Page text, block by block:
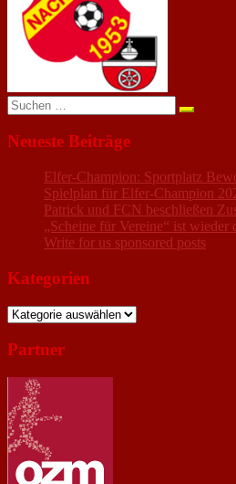
Suchen
nach:
Neueste Beiträge
Elfer-Champion: Sportplatz
Spielplan für Elfer-Champion
Patrick und FCN beschließen
„Scheine für Vereine“ ist wieder
Write for us sponsored posts
Kategorien
Kategorien
Partner